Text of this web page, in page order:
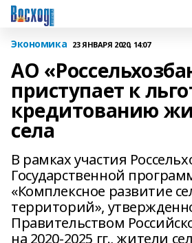
Экономика 23 ЯНВАРЯ 2020, 14:07
АО
приступает к
кредитованию
села
В рамках участия
Государственной
«Комплексное развитие
территорий»,
Правительством
на 2020-2025 гг., жители